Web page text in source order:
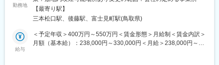
【地場で培った総合力】
エネルギー事業で培った山陰酸素グループの総合力を活かした住
くりに貢献ができます。
ガスの製造・販売及びガス関連器材の販売から設備設置までを行
っている当社。この度、新たに電気施工管理職を募集します。一
般住宅や工場、オフィスビル、商業施設等に当社が提供する設備
の設置工事の施工管理をご担当いただきます。
勤務地
【最寄り駅】
三本松口駅、後藤駅、富士見町駅(鳥取県)
給与
＜予定年収＞400万円～550万円＜賃金形態＞月給制＜賃金内訳＞
月額（基本給）：238,000円～330,000円＜月給＞238,000円～